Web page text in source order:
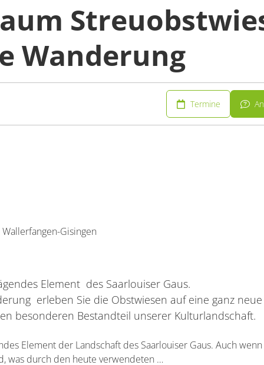
Wanderung
Termine
Wallerfangen-Gisingen
Element des Saarlouiser Gaus.
erleben Sie die Obstwiesen auf eine ganz
besonderen Bestandteil unserer Kulturlandschaft.
Element der Landschaft des Saarlouiser Gaus. Auch
was durch den heute verwendeten …